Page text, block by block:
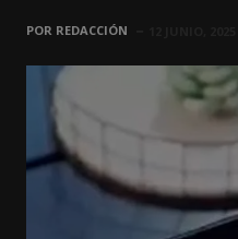
POR REDACCIÓN